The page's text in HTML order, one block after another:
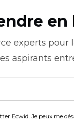
en
experts pour
aspirants
Ecwid. Je peux me